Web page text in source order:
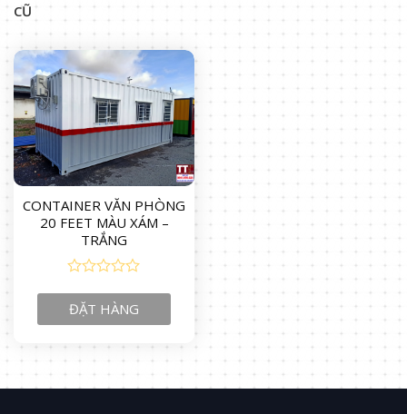
CŨ
CONTAINER VĂN PHÒNG
20 FEET MÀU XÁM –
TRẮNG
out
of
ĐẶT HÀNG